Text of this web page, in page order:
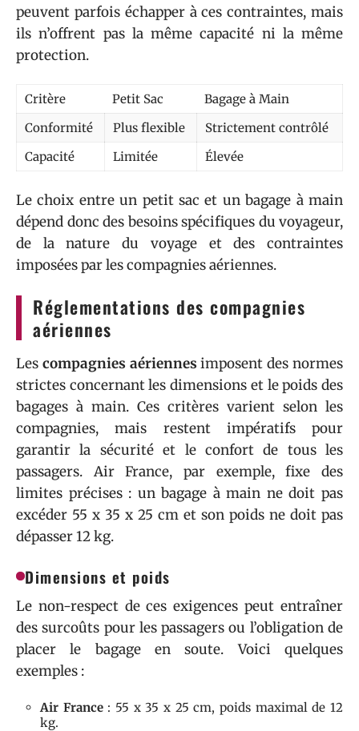
peuvent parfois échapper à ces contraintes, mais
ils n’offrent pas la même capacité ni la même
protection.
Critère Petit Sac
Bagage à Main
Conformité
Plus flexible
Strictement contrôlé
Capacité
Limitée Élevée
Le choix entre un petit sac et un bagage à main
dépend donc des besoins spécifiques du voyageur,
de la nature du voyage et des contraintes
imposées par les compagnies aériennes.
Réglementations des compagnies
aériennes
Les compagnies aériennes imposent des normes
strictes concernant les dimensions et le poids des
bagages à main. Ces critères varient selon les
compagnies, mais restent impératifs pour
garantir la sécurité et le confort de tous les
passagers. Air France, par exemple, fixe des
limites précises : un bagage à main ne doit pas
excéder 55 x 35 x 25 cm et son poids ne doit pas
dépasser 12 kg.
Dimensions et poids
Le non-respect de ces exigences peut entraîner
des surcoûts pour les passagers ou l’obligation de
placer le bagage en soute. Voici quelques
exemples :
Air France: 55 x 35 x 25 cm, poids maximal de 12
kg.